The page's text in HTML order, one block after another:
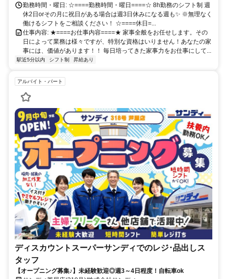
勤務時間・曜日: ☆====勤務時間・曜日====☆ 8h勤務のシフト制 週
休2日orその月に祝日がある場合は週3日休みになる週も✨ ※無理なく
働けるシフトをご相談ください！ ☆====休日=...
仕事内容: ★====お仕事内容====★ 家事全般をお任せします。その
日によって業務は様々ですが、特別な資格はいりません！あなたの家
事には、価値があります！！ 毎日培ってきた家事力をお仕事にして...
駅近5分以内 シフト制 昇給あり
アルバイト・パート
ディスカウントスーパーサンディでのレジ･品出しス
タッフ
【オープニング募集♪】未経験歓迎◎週3～4日程度！自転車ok